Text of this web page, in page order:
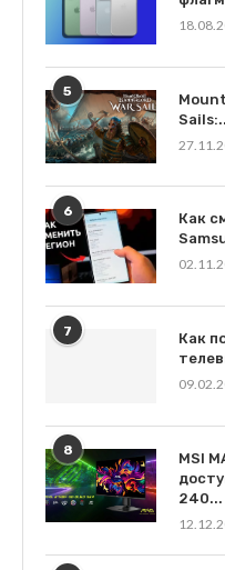
5
6
Как
7
Как
8
MSI
240...